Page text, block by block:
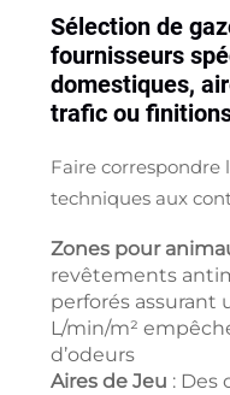
Sélection de
fournisseurs
domestiques,
trafic ou
Faire correspondre
techniques aux
Zones pour
revêtements
perforés assurant
L/min/m²
d’odeurs
Aires de Jeu : Des